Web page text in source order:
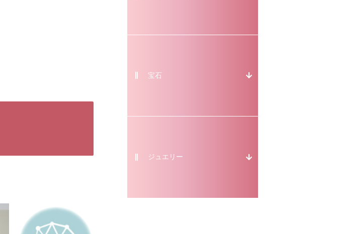
宝石
ジュエリー